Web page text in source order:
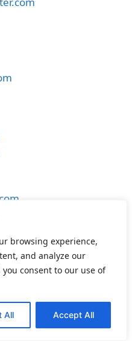
browsing experience,
and analyze our
consent to our use of
All Accept All